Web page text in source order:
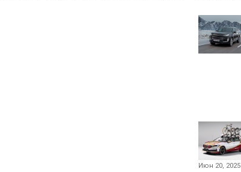
Июн 20, 2025